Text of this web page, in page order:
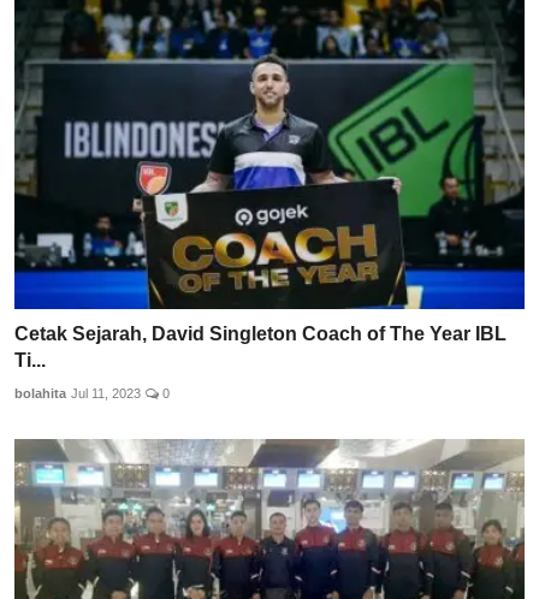
Cetak Sejarah, David Singleton Coach of The Year IBL
Ti...
bolahita Jul 11, 2023 0